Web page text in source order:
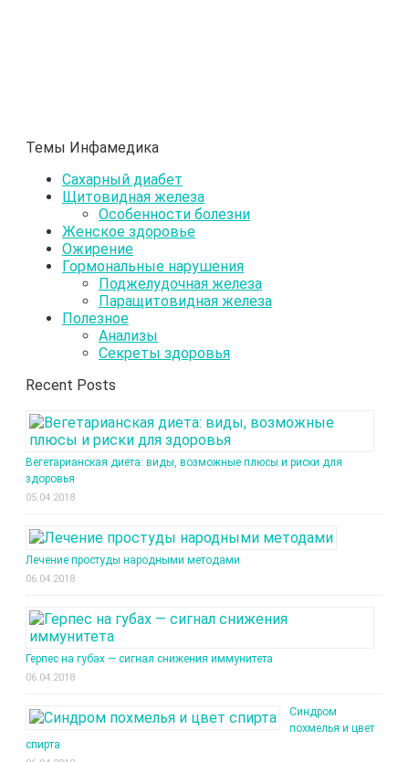
Темы Инфамедика
Сахарный диабет
Щитовидная железа
Особенности болезни
Женское здоровье
Ожирение
Гормональные нарушения
Поджелудочная железа
Паращитовидная железа
Полезное
Анализы
Секреты здоровья
Recent Posts
Вегетарианская диета: виды, возможные плюсы и риски для
здоровья
05.04.2018
Лечение простуды народными методами
06.04.2018
Герпес на губах — сигнал снижения иммунитета
06.04.2018
Синдром
похмелья и цвет
спирта